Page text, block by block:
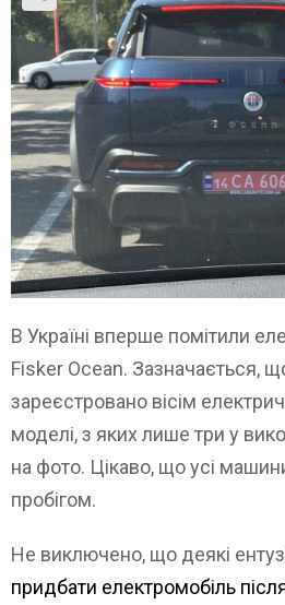
В Україні вперше помітили
Fisker Ocean. Зазначається,
зареєстровано вісім
моделі, з яких лише три у
на фото. Цікаво, що усі
пробігом.
Не виключено, що деякі
придбати електромобіль